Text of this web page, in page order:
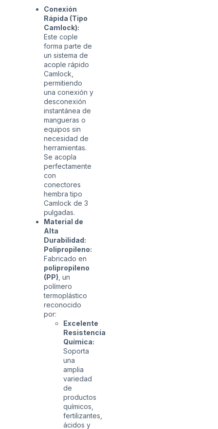
Conexión
Rápida (Tipo
Camlock):
Este cople
forma parte de
un sistema de
acople rápido
Camlock,
permitiendo
una conexión y
desconexión
instantánea de
mangueras o
equipos sin
necesidad de
herramientas.
Se acopla
perfectamente
con
conectores
hembra tipo
Camlock de 3
pulgadas.
Material de
Alta
Durabilidad:
Polipropileno:
Fabricado en
polipropileno
(PP) , un
polímero
termoplástico
reconocido
por:
Excelente
Resistencia
Química:
Soporta
una
amplia
variedad
de
productos
químicos,
fertilizantes,
ácidos y